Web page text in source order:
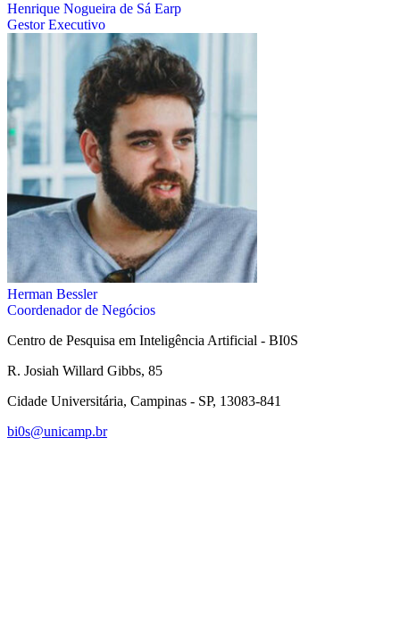
Henrique Nogueira de Sá Earp
Gestor Executivo
Herman Bessler
Coordenador de Negócios
Centro de Pesquisa em Inteligência Artificial - BI0S
R. Josiah Willard Gibbs, 85
Cidade Universitária, Campinas - SP, 13083-841
bi0s@unicamp.br